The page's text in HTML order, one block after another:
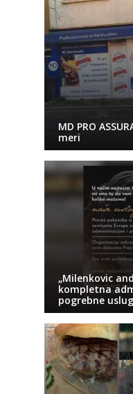
MD PRO
meri
„Milenkovic
kompletna
pogrebne